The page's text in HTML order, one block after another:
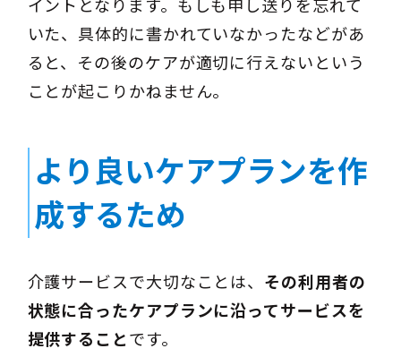
いた、具体的に書かれていなかったなどがあ
ると、その後のケアが適切に行えないという
ことが起こりかねません。
より良いケアプランを作
成するため
介護サービスで大切なことは、 その利用者の
状態に合ったケアプランに沿ってサービスを
提供することです。